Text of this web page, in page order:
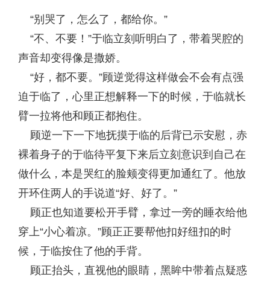
“别哭了，怎么了，都给你。”
“不、不要！”于临立刻听明白了，带着哭腔的
声音却变得像是撒娇。
“好，都不要。”顾逆觉得这样做会不会有点强
迫于临了，心里正想解释一下的时候，于临就长
臂一拉将他和顾正都抱住。
顾逆一下一下地抚摸于临的后背已示安慰，赤
裸着身子的于临待平复下来后立刻意识到自己在
做什么，本是哭红的脸颊变得更加通红了。他放
开环住两人的手说道“好、好了。”
顾正也知道要松开手臂，拿过一旁的睡衣给他
穿上“小心着凉。”顾正正要帮他扣好纽扣的时
候，于临按住了他的手背。
顾正抬头，直视他的眼睛，黑眸中带着点疑惑